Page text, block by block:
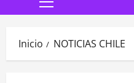
Menú
Inicio NOTICIAS CHILE